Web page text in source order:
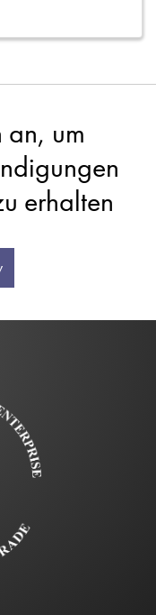
um
erhalten